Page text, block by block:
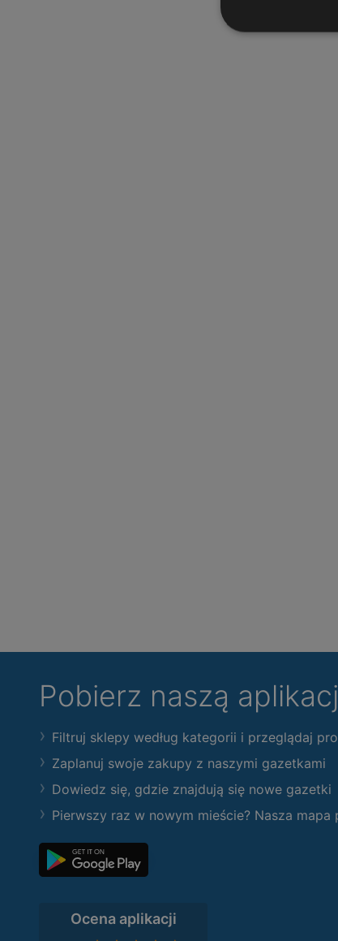
Pobierz naszą
Filtruj sklepy według kategorii i przeglądaj
Zaplanuj swoje zakupy z naszymi gazetkami
Dowiedz się, gdzie znajdują się nowe gazetki
Pierwszy raz w nowym mieście? Nasza
Ocena aplikacji